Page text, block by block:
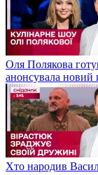
Оля Полякова
анонсувала новий
Хто народив